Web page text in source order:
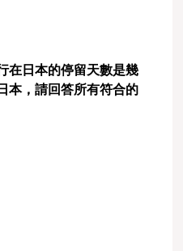
在日本的停留天數是幾
本，請回答所有符合的